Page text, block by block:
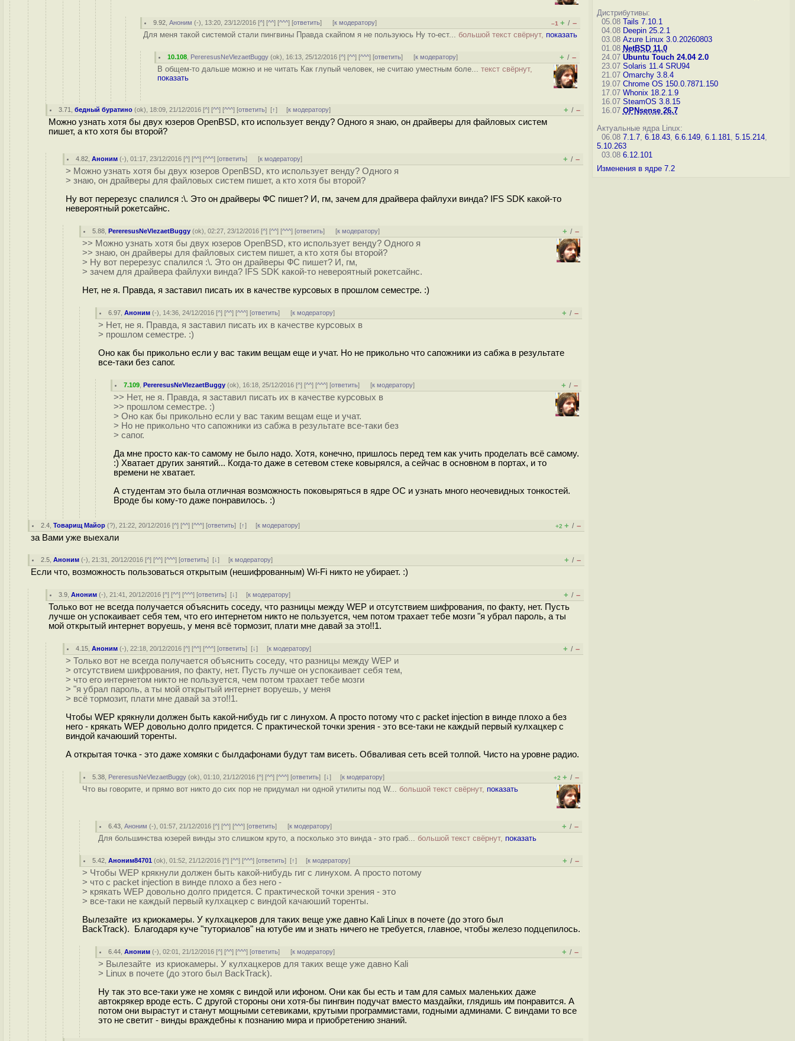
9.92 ,Аноним (-), 13:20, 23/12/2016 [^] [^^] [^^^] [ответить] [к модератору] –1 + / –
Для меня такой системой стали пингвины Правда скайпом я не пользуюсь Ну то-ест... большой текст свёрнут, показать
10.108 PereresusNeVlezaetBuggy (ok), 16:13, 25/12/2016 [^] [^^] [^^^] [ответить] [к модератору] + / –
В общем-то дальше можно и не читать Как глупый человек, не считаю уместным боле... текст свёрнут,
показать
3.71 ,бедный буратино (ok), 18:09, 21/12/2016 [^] [^^] [^^^] [ответить][↑] [к модератору] + / –
Можно узнать хотя бы двух юзеров OpenBSD, кто использует венду? Одного я знаю, он драйверы для файловых систем
пишет, а кто хотя бы второй?
4.82 ,Аноним (-), 01:17, 23/12/2016 [^] [^^] [^^^] [ответить] [к модератору] + / –
> Можно узнать хотя бы двух юзеров OpenBSD, кто использует венду? Одного я
> знаю, он драйверы для файловых систем пишет, а кто хотя бы второй?
Ну вот перерезус спалился :\. Это он драйверы ФС пишет? И, гм, зачем для драйвера файлухи винда? IFS SDK какой-то
невероятный рокетсайнс.
5.88 ,PereresusNeVlezaetBuggy (ok), 02:27, 23/12/2016 [^] [^^] [^^^] [ответить] [к модератору] + / –
>> Можно узнать хотя бы двух юзеров OpenBSD, кто использует венду? Одного я
>> знаю, он драйверы для файловых систем пишет, а кто хотя бы второй?
> Ну вот перерезус спалился :\. Это он драйверы ФС пишет? И, гм,
> зачем для драйвера файлухи винда? IFS SDK какой-то невероятный рокетсайнс.
Нет, не я. Правда, я заставил писать их в качестве курсовых в прошлом семестре. :)
6.97 ,Аноним (-), 14:36, 24/12/2016 [^] [^^] [^^^] [ответить] [к модератору] + / –
> Нет, не я. Правда, я заставил писать их в качестве курсовых в
> прошлом семестре. :)
Оно как бы прикольно если у вас таким вещам еще и учат. Но не прикольно что сапожники из сабжа в результате
все-таки без сапог.
7.109 ,PereresusNeVlezaetBuggy (ok), 16:18, 25/12/2016 [^] [^^] [^^^] [ответить] [к модератору] + / –
>> Нет, не я. Правда, я заставил писать их в качестве курсовых в
>> прошлом семестре. :)
> Оно как бы прикольно если у вас таким вещам еще и учат.
> Но не прикольно что сапожники из сабжа в результате все-таки без
> сапог.
Да мне просто как-то самому не было надо. Хотя, конечно, пришлось перед тем как учить проделать всё самому.
:) Хватает других занятий... Когда-то даже в сетевом стеке ковырялся, а сейчас в основном в портах, и то
времени не хватает.
А студентам это была отличная возможность поковыряться в ядре ОС и узнать много неочевидных тонкостей.
Вроде бы кому-то даже понравилось. :)
2.4 ,Товарищ Майор (?), 21:22, 20/12/2016 [^] [^^] [^^^] [ответить][↑] [к модератору] +2 + / –
за Вами уже выехали
2.5 ,Аноним (-), 21:31, 20/12/2016 [^] [^^] [^^^] [ответить][↓] [к модератору] + / –
Если что, возможность пользоваться открытым (нешифрованным) Wi-Fi никто не убирает. :)
3.9 ,Аноним (-), 21:41, 20/12/2016 [^] [^^] [^^^] [ответить][↓] [к модератору] + / –
Только вот не всегда получается объяснить соседу, что разницы между WEP и отсутствием шифрования, по факту, нет. Пусть
лучше он успокаивает себя тем, что его интернетом никто не пользуется, чем потом трахает тебе мозги "я убрал пароль, а ты
мой открытый интернет воруешь, у меня всё тормозит, плати мне давай за это!!1.
4.15 ,Аноним (-), 22:18, 20/12/2016 [^] [^^] [^^^] [ответить][↓] [к модератору] + / –
> Только вот не всегда получается объяснить соседу, что разницы между WEP и
> отсутствием шифрования, по факту, нет. Пусть лучше он успокаивает себя тем,
> что его интернетом никто не пользуется, чем потом трахает тебе мозги
> "я убрал пароль, а ты мой открытый интернет воруешь, у меня
> всё тормозит, плати мне давай за это!!1.
Чтобы WEP крякнули должен быть какой-нибудь гиг с линухом. А просто потому что с packet injection в винде плохо а без
него - крякать WEP довольно долго придется. С практической точки зрения - это все-таки не каждый первый кулхацкер с
виндой качаюший торенты.
А открытая точка - это даже хомяки с былдафонами будут там висеть. Обваливая сеть всей толпой. Чисто на уровне радио.
5.38 PereresusNeVlezaetBuggy (ok), 01:10, 21/12/2016 [^] [^^] [^^^] [ответить][↓] [к модератору] +2 + / –
Что вы говорите, и прямо вот никто до сих пор не придумал ни одной утилиты под W... большой текст свёрнут, показать
6.43 ,Аноним (-), 01:57, 21/12/2016 [^] [^^] [^^^] [ответить] [к модератору] + / –
Для большинства юзерей винды это слишком круто, а посколько это винда - это граб... большой текст свёрнут, показать
5.42 ,Аноним84701 (ok), 01:52, 21/12/2016 [^] [^^] [^^^] [ответить][↑] [к модератору] + / –
> Чтобы WEP крякнули должен быть какой-нибудь гиг с линухом. А просто потому
> что с packet injection в винде плохо а без него -
> крякать WEP довольно долго придется. С практической точки зрения - это
> все-таки не каждый первый кулхацкер с виндой качаюший торенты.
Вылезайте из криокамеры. У кулхацкеров для таких веще уже давно Kali Linux в почете (до этого был
BackTrack). Благодаря куче "туториалов" на ютубе им и знать ничего не требуется, главное, чтобы железо подцепилось.
6.44 ,Аноним (-), 02:01, 21/12/2016 [^] [^^] [^^^] [ответить] [к модератору] + / –
> Вылезайте из криокамеры. У кулхацкеров для таких веще уже давно Kali
> Linux в почете (до этого был BackTrack).
Ну так это все-таки уже не хомяк с виндой или ифоном. Они как бы есть и там для самых маленьких даже
автокрякер вроде есть. С другой стороны они хотя-бы пингвин подучат вместо маздайки, глядишь им понравится. А
потом они вырастут и станут мощными сетевиками, крутыми программистами, годными админами. С виндами то все
это не светит - винды враждебны к познанию мира и приобретению знаний.
Дистрибутивы:
05.08 Tails 7.10.1
04.08 Deepin 25.2.1
03.08 Azure Linux 3.0.20260803
01.08 NetBSD 11.0
24.07 Ubuntu Touch 24.04 2.0
23.07 Solaris 11.4 SRU94
21.07 Omarchy 3.8.4
19.07 Chrome OS 150.0.7871.150
17.07 Whonix 18.2.1.9
16.07 SteamOS 3.8.15
16.07 OPNsense 26.7
Актуальные ядра Linux:
06.08 7.1.7, 6.18.43, 6.6.149, 6.1.181, 5.15.214,
5.10.263
03.08 6.12.101
Изменения в ядре 7.2